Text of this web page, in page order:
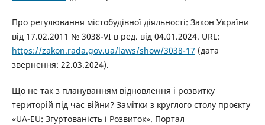
Про регулювання містобудівної діяльності: Закон України
від 17.02.2011 № 3038-VI в ред. від 04.01.2024. URL:
https://zakon.rada.gov.ua/laws/show/3038-17 (дата
звернення: 22.03.2024).
Що не так з плануванням відновлення і розвитку
територій під час війни? Замітки з круглого столу проєкту
«UA-EU: Згуртованість і Розвиток». Портал